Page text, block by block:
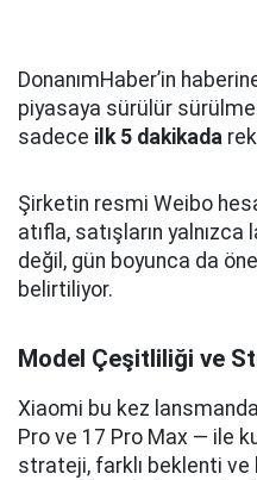
DonanımHaber’in
piyasaya sürülür
sadece ilk 5 dakikada
Şirketin resmi Weibo
atıfla, satışların
değil, gün boyunca da
belirtiliyor.
Model Çeşitliliği ve
Xiaomi bu kez
Pro ve 17 Pro Max — ile
strateji, farklı beklenti ve